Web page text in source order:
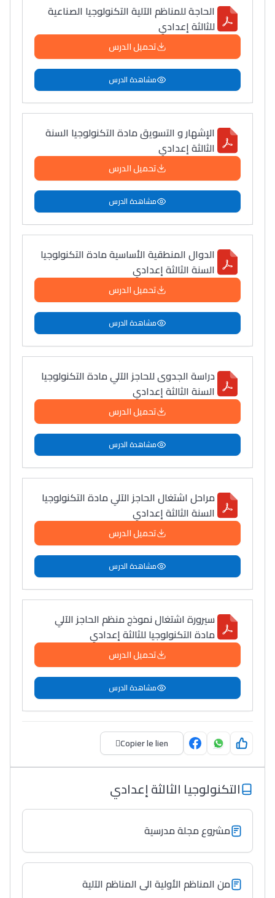
الحاجة للمناظم الآلية التكنولوجيا الصناعية
للثالثة إعدادي
تحميل الدرس
مشاهدة الدرس
الإشهار و التسويق مادة التكنولوجيا السنة
الثالثة إعدادي
تحميل الدرس
مشاهدة الدرس
الدوال المنطقية الأساسية مادة التكنولوجيا
السنة الثالثة إعدادي
تحميل الدرس
مشاهدة الدرس
دراسة الجدوى للحاجز الآلي مادة التكنولوجيا
السنة الثالثة إعدادي
تحميل الدرس
مشاهدة الدرس
مراحل اشتغال الحاجز الآلي مادة التكنولوجيا
السنة الثالثة إعدادي
تحميل الدرس
مشاهدة الدرس
سيرورة اشتغال نموذج منظم الحاجز الآلي
مادة التكنولوجيا للثالثة إعدادي
تحميل الدرس
مشاهدة الدرس
Copier le lien
التكنولوجيا الثالثة إعدادي
مشروع مجلة مدرسية
من المناظم الأولية الى المناظم الآلية